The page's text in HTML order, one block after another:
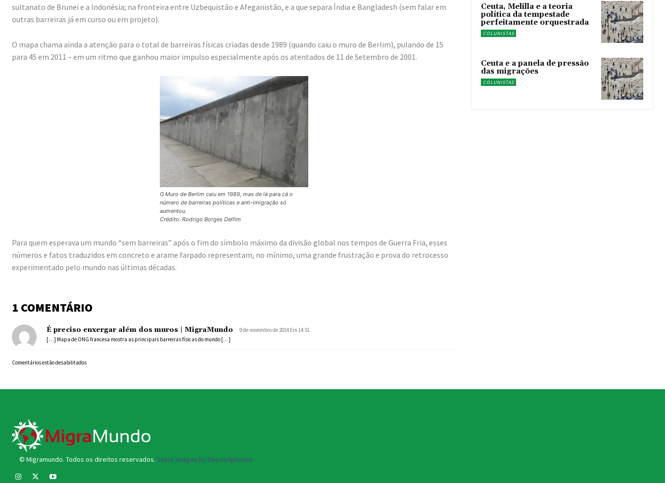
sultanato de Brunei e a Indonésia; na fronteira entre Uzbequistão e Afeganistão, e a que separa Índia e Bangladesh (sem falar em
outras barreiras já em curso ou em projeto).
O mapa chama ainda a atenção para o total de barreiras físicas criadas desde 1989 (quando caiu o muro de Berlim), pulando de 15
para 45 em 2011 – em um ritmo que ganhou maior impulso especialmente após os atentados de 11 de Setembro de 2001.
O Muro de Berlim caiu em 1989, mas de lá para cá o
número de barreiras políticas e anti-imigração só
aumentou.
Crédito: Rodrigo Borges Delfim
Para quem esperava um mundo “sem barreiras” após o fim do símbolo máximo da divisão global nos tempos de Guerra Fria, esses
números e fatos traduzidos em concreto e arame farpado representam, no mínimo, uma grande frustração e prova do retrocesso
experimentado pelo mundo nas últimas décadas.
1 COMENTÁRIO
É preciso enxergar além dos muros | MigraMundo
9 de novembro de 2014 Em 14:51
[…] Mapa de ONG francesa mostra as principais barreiras físicas do mundo […]
Comentários estão desabilitados
Ceuta, Melilla e a teoria
política da tempestade
perfeitamente orquestrada
COLUNISTAS
Ceuta e a panela de pressão
das migrações
COLUNISTAS
© Migramundo. Todos os direitos reservados. Stock images by Depositphotos.